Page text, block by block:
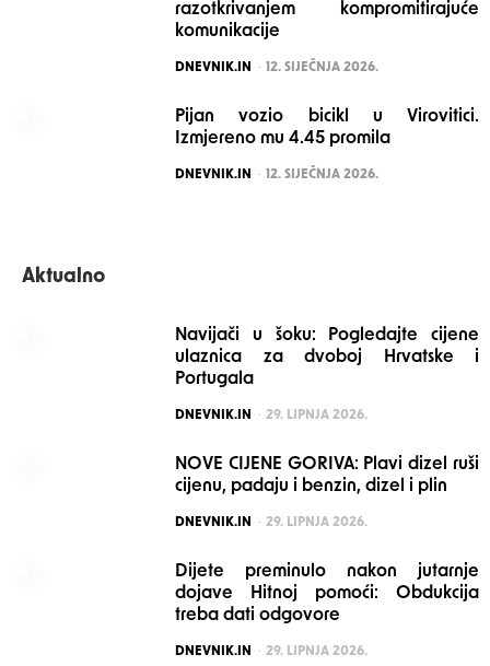
razotkrivanjem kompromitirajuće
komunikacije
POSTED
DNEVNIK.IN 12. SIJEČNJA 2026.
Pijan vozio bicikl u Virovitici.
Izmjereno mu 4.45 promila
POSTED
DNEVNIK.IN 12. SIJEČNJA 2026.
Aktualno
Navijači u šoku: Pogledajte cijene
ulaznica za dvoboj Hrvatske i
Portugala
POSTED
DNEVNIK.IN 29. LIPNJA 2026.
NOVE CIJENE GORIVA: Plavi dizel ruši
cijenu, padaju i benzin, dizel i plin
POSTED
DNEVNIK.IN 29. LIPNJA 2026.
Dijete preminulo nakon jutarnje
dojave Hitnoj pomoći: Obdukcija
treba dati odgovore
POSTED
DNEVNIK.IN 29. LIPNJA 2026.